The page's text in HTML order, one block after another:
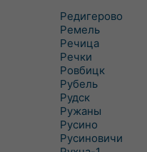
Редигерово
Ремель
Речица
Речки
Ровбицк
Рубель
Рудск
Ружаны
Русино
Русиновичи